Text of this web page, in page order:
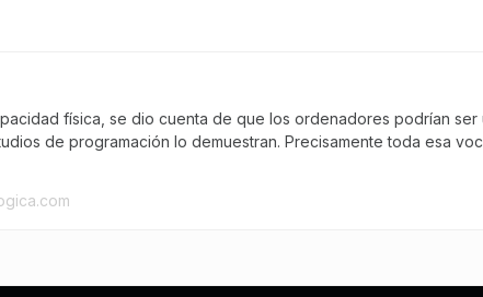
física, se dio cuenta de que los ordenadores podrían
de programación lo demuestran. Precisamente toda esa